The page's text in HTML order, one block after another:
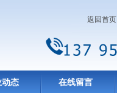
返回首页
动态 在线留言